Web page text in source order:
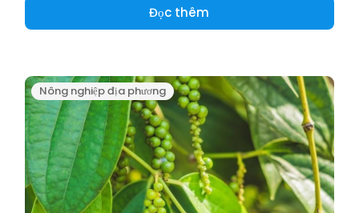
Đọc thêm
Nông nghiệp địa phương